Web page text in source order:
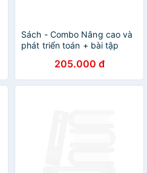
Sách - Combo Nâng cao và
phát triển toán + bài tập
đề toán 8205.000 đ